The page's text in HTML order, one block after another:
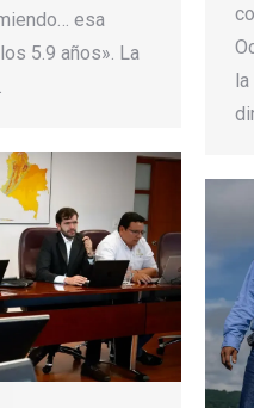
esa
5.9 años». La